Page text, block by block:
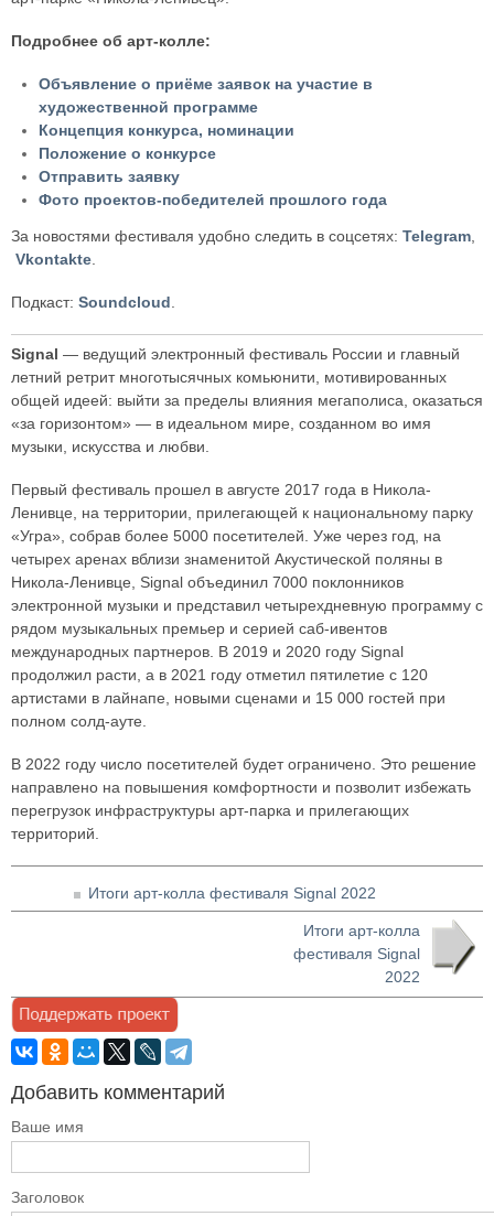
Подробнее об арт-колле:
Объявление о приёме заявок на участие в
художественной программе
Концепция конкурса, номинации
Положение о конкурсе
Отправить заявку
Фото проектов-победителей прошлого года
За новостями фестиваля удобно следить в соцсетях: Telegram
Vkontakte
Подкаст: Soundcloud
Signal — ведущий электронный фестиваль России и главный
летний ретрит многотысячных комьюнити, мотивированных
общей идеей: выйти за пределы влияния мегаполиса, оказаться
«за горизонтом» — в идеальном мире, созданном во имя
музыки, искусства и любви.
Первый фестиваль прошел в августе 2017 года в Никола-
Ленивце, на территории, прилегающей к национальному парку
«Угра», собрав более 5000 посетителей. Уже через год, на
четырех аренах вблизи знаменитой Акустической поляны в
Никола-Ленивце, Signal объединил 7000 поклонников
электронной музыки и представил четырехдневную программу с
рядом музыкальных премьер и серией саб-ивентов
международных партнеров. В 2019 и 2020 году Signal
продолжил расти, а в 2021 году отметил пятилетие с 120
артистами в лайнапе, новыми сценами и 15 000 гостей при
полном солд-ауте.
В 2022 году число посетителей будет ограничено. Это решение
направлено на повышения комфортности и позволит избежать
перегрузок инфраструктуры арт-парка и прилегающих
территорий.
Итоги арт-колла фестиваля Signal 2022
Итоги арт-колла
фестиваля Signal
2022
Добавить комментарий
Ваше имя
Заголовок